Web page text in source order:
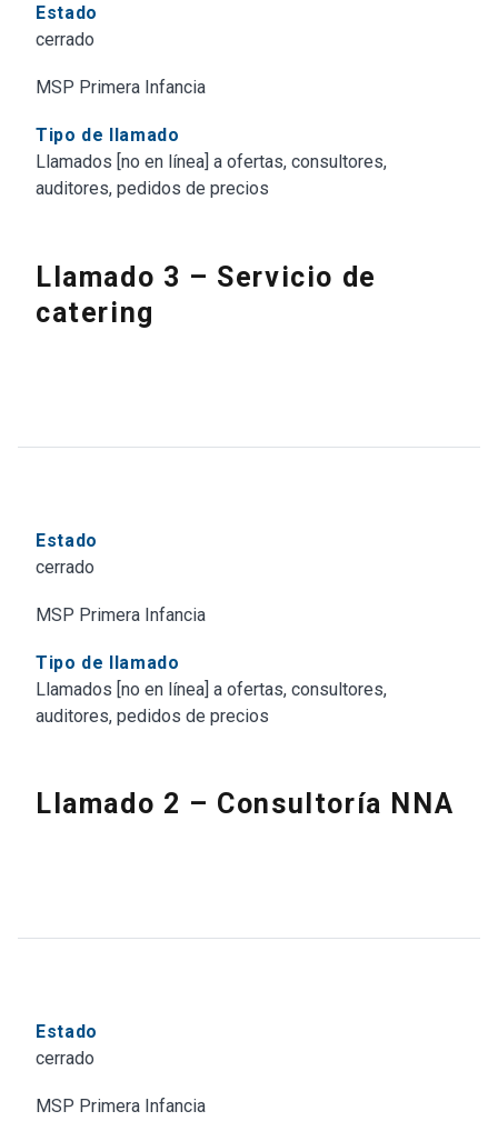
Estado
cerrado
MSP Primera Infancia
Tipo de llamado
Llamados [no en línea] a ofertas, consultores,
auditores, pedidos de precios
Llamado 3 – Servicio de
catering
Estado
cerrado
MSP Primera Infancia
Tipo de llamado
Llamados [no en línea] a ofertas, consultores,
auditores, pedidos de precios
Llamado 2 – Consultoría NNA
Estado
cerrado
MSP Primera Infancia